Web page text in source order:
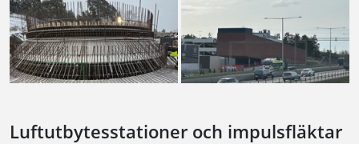
Luftutbytesstationer och impulsfläktar